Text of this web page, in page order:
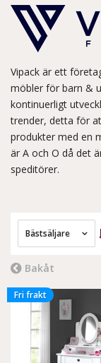
Vipack är ett
möbler för barn &
kontinuerligt
trender, detta för
produkter med en
är A och O då det
speditörer.
Bästsäljare
Bakåt
Fri frakt